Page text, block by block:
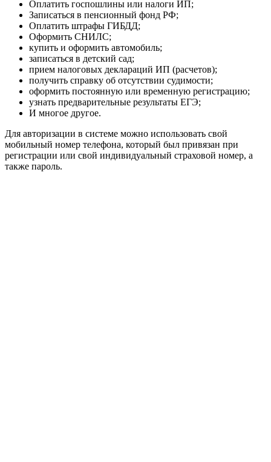
Оплатить госпошлины или налоги ИП;
Записаться в пенсионный фонд РФ;
Оплатить штрафы ГИБДД;
Оформить СНИЛС;
купить и оформить автомобиль;
записаться в детский сад;
прием налоговых деклараций ИП (расчетов);
получить справку об отсутствии судимости;
оформить постоянную или временную регистрацию;
узнать предварительные результаты ЕГЭ;
И многое другое.
Для авторизации в системе можно использовать свой
мобильный номер телефона, который был привязан при
регистрации или свой индивидуальный страховой номер, а
также пароль.